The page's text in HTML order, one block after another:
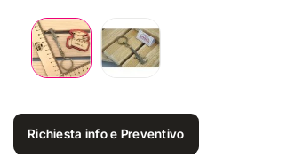
Richiesta info e Preventivo